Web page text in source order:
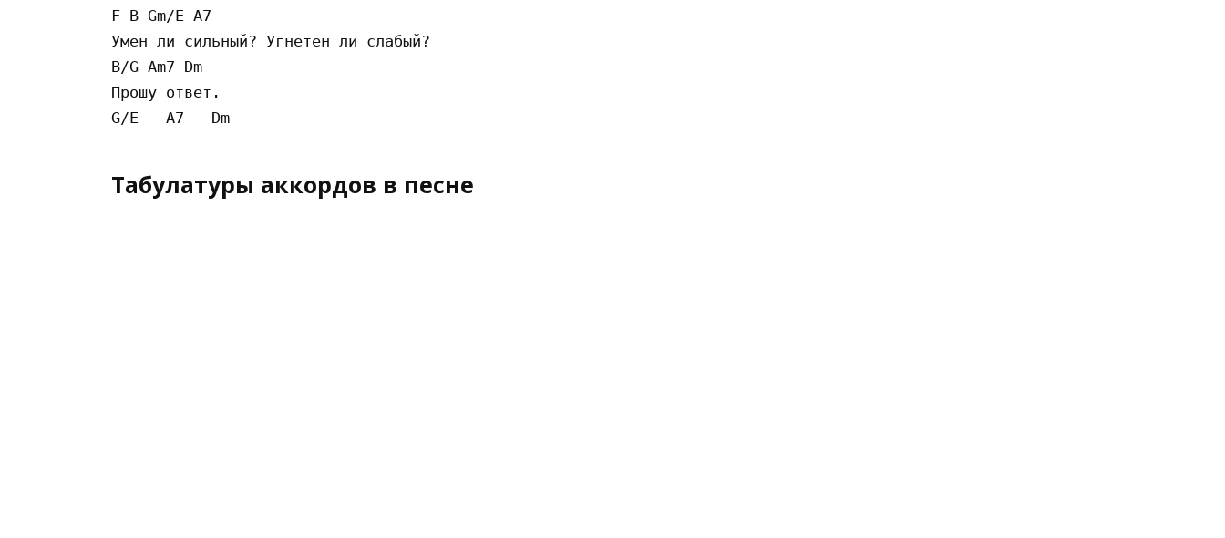
F B Gm/E A7
Умен ли сильный? Угнетен ли слабый?
B/G Am7 Dm
Прошу ответ.
Табулатуры аккордов в песне